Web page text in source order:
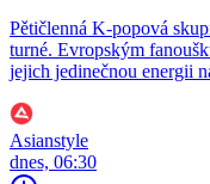
Pětičlenná K-popová
turné. Evropským
jejich jedinečnou energii
Asianstyle
dnes, 06:30